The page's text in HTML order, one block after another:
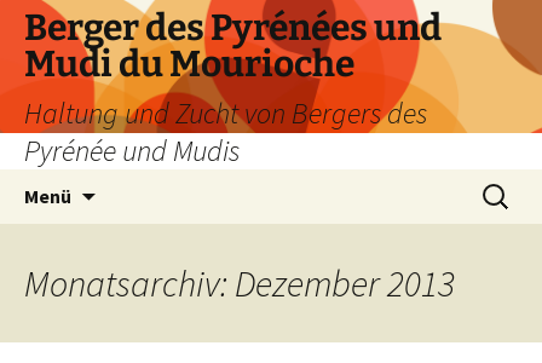
Zum
Inhalt
springen
Berger des Pyrénées und
Mudi du Mourioche
Haltung und Zucht von Bergers des
Pyrénée und Mudis
Menü
Suchen
nach:
Monatsarchiv: Dezember 2013